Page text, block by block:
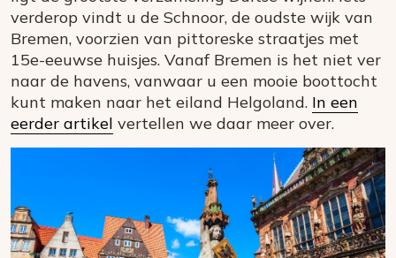
verderop vindt u de Schnoor, de oudste wijk van
Bremen, voorzien van pittoreske straatjes met
15e-eeuwse huisjes. Vanaf Bremen is het niet ver
naar de havens, vanwaar u een mooie boottocht
kunt maken naar het eiland Helgoland. In een
eerder artikel vertellen we daar meer over.